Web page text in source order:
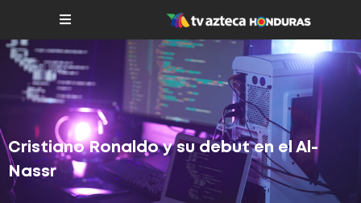
Cristiano Ronaldo y su debut en el Al-
Nassr